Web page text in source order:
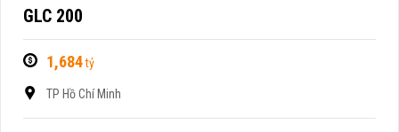
GLC 200
1,684tỷ
TP Hồ Chí Minh